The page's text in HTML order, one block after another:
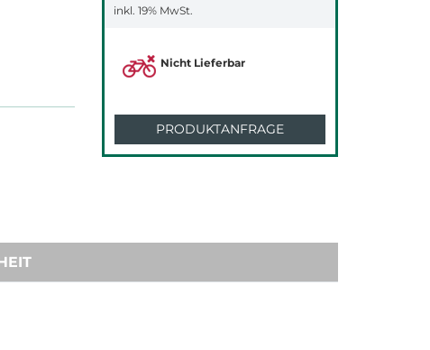
inkl. 19% MwSt.
Nicht Lieferbar
PRODUKTANFRAGE